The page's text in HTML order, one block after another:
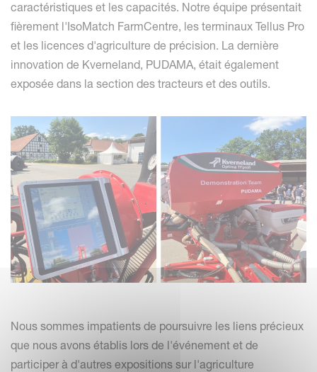
caractéristiques et les capacités. Notre équipe présentait
fièrement l'IsoMatch FarmCentre, les terminaux Tellus Pro
et les licences d'agriculture de précision. La dernière
innovation de Kverneland, PUDAMA, était également
exposée dans la section des tracteurs et des outils.
Nous sommes impatients de poursuivre les liens précieux
que nous avons établis lors de l'événement et de
participer à d'autres expositions sur l'agriculture